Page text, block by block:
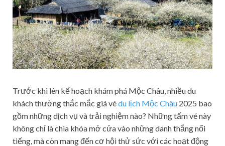
Trước khi lên kế hoạch khám phá Mộc Châu, nhiều du
khách thường thắc mắc giá védu lịch Mộc Châu 2025 bao
gồm những dịch vụ và trải nghiệm nào? Những tấm vé này
không chỉ là chìa khóa mở cửa vào những danh thắng nổi
tiếng, mà còn mang đến cơ hội thử sức với các hoạt động